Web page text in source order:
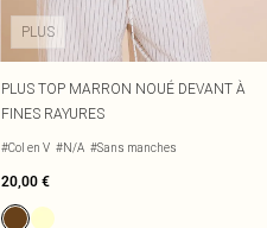
PLUS
PLUS TOP MARRON NOUÉ DEVANT À
FINES RAYURES
#Col en V #N/A #Sans manches
20,00 €